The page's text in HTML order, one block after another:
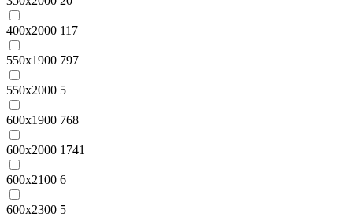
400x2000 117
550x1900 797
550x2000 5
600x1900 768
600x2000 1741
600x2100 6
600x2300 5